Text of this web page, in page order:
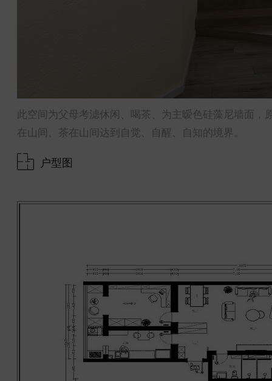
此空间为父母考滤休闲、喝茶、为主暧色硅藻尼墙面
在山间、茶在山间达到自觉、自醒、自知的境界。
户型图